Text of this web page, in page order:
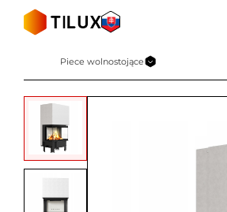
Piece wolnostojące